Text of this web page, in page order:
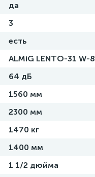
да
3
есть
ALMiG LENTO-31 W-8
64 дБ
1560 мм
2300 мм
1470 кг
1400 мм
1 1/2 дюйма